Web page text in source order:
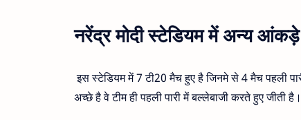
नरेंद्र मोदी स्टेडियम में अन्य
इस स्टेडियम में 7 टी20 मैच हुए है जिनमे से 4 मैच पहली
अच्छे है वे टीम ही पहली पारी में बल्लेबाजी करते हुए जीती है।